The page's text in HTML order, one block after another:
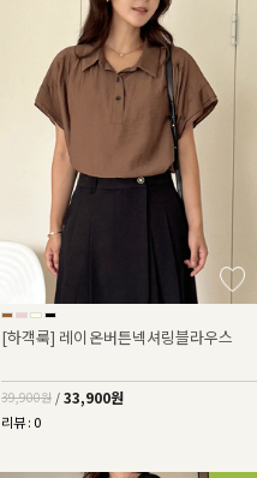
[하객룩] 레이온버튼넥셔링블라우스
39,900원 / 33,900원
리뷰 : 0